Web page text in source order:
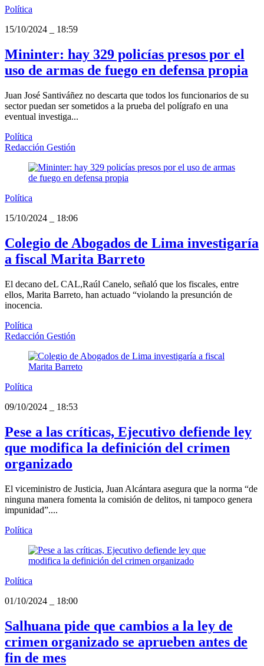
Política
15/10/2024
18:59
Mininter: hay 329 policías presos por el
uso de armas de fuego en defensa propia
Juan José Santiváñez no descarta que todos los funcionarios de su
sector puedan ser sometidos a la prueba del polígrafo en una
eventual investiga...
Política
Redacción Gestión
Política
15/10/2024
18:06
Colegio de Abogados de Lima investigaría
a fiscal Marita Barreto
El decano deL CAL,Raúl Canelo, señaló que los fiscales, entre
ellos, Marita Barreto, han actuado “violando la presunción de
inocencia.
Política
Redacción Gestión
Política
09/10/2024
18:53
Pese a las críticas, Ejecutivo defiende ley
que modifica la definición del crimen
organizado
El viceministro de Justicia, Juan Alcántara asegura que la norma “de
ninguna manera fomenta la comisión de delitos, ni tampoco genera
impunidad”....
Política
Política
01/10/2024
18:00
Salhuana pide que cambios a la ley de
crimen organizado se aprueben antes de
fin de mes